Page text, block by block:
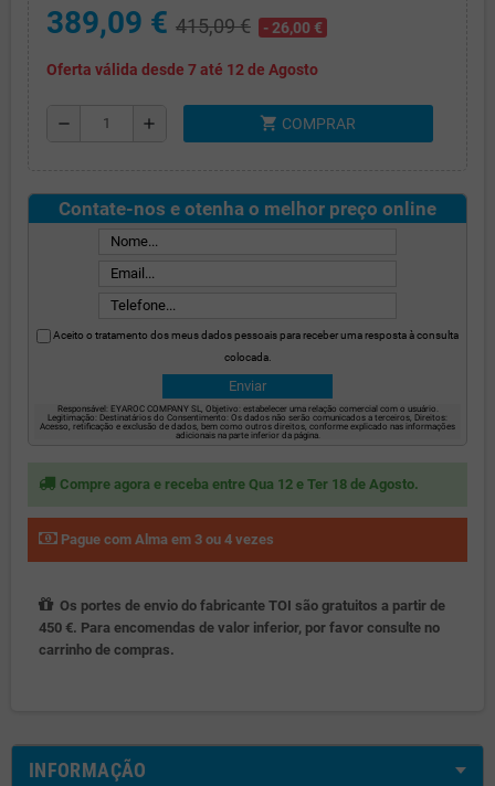
389,09 € 415,09 € - 26,00 €
Oferta válida desde 7 até 12 de Agosto
remove add shopping_cart COMPRAR
Contate-nos e otenha o melhor preço online
Aceito o tratamento dos meus dados pessoais para receber uma resposta à consulta
colocada.
Responsável: EYAROC COMPANY SL, Objetivo: estabelecer uma relação comercial com o usuário.
Legitimação: Destinatários do Consentimento: Os dados não serão comunicados a terceiros, Direitos:
Acesso, retificação e exclusão de dados, bem como outros direitos, conforme explicado nas informações
adicionais na parte inferior da página.
Compre agora e receba entre Qua 12 e Ter 18 de Agosto.
Pague com Alma em 3 ou 4 vezes
Os portes de envio do fabricante TOI são gratuitos a partir de
450 €. Para encomendas de valor inferior, por favor consulte no
carrinho de compras.
INFORMAÇÃO